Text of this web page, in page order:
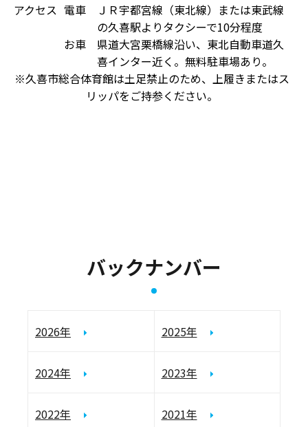
アクセス 電車
ＪＲ宇都宮線（東北線）または東武線
の久喜駅よりタクシーで10分程度
お車
県道大宮栗橋線沿い、東北自動車道久
喜インター近く。無料駐車場あり。
※久喜市総合体育館は土足禁止のため、上履きまたはス
リッパをご持参ください。
バックナンバー
2026年 2025年
2024年 2023年
2022年 2021年